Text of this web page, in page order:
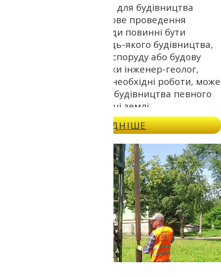
Комплексні дослідження для будівництва
передбачають обов'язкове проведення
геології ділянки. Ці заходи повинні бути
включені в програму будь-якого будівництва,
незалежно від того, яку споруду або будову
планують зводити. Тільки інженер-геолог,
професійно виконавши необхідні роботи, може
повідомити доцільність будівництва певного
об'єкта на обраній ділянці землі.
ДОКЛАДНІШЕ